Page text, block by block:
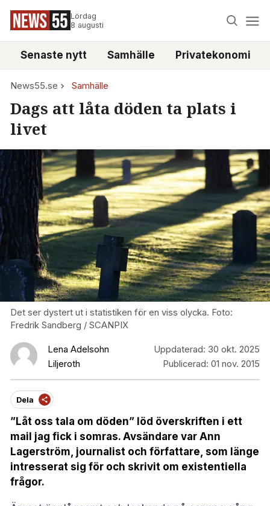
Lördag
8 augusti
Senaste nytt Samhälle Privatekonomi
News55.se Samhälle
Dags att låta döden ta plats i
livet
Det ser dystert ut i statistiken för en viss olycka. Foto:
Fredrik Sandberg / SCANPIX
Lena Adelsohn
Liljeroth
Uppdaterad: 30 okt. 2025
Publicerad: 01 nov. 2015
Dela
”Låt oss tala om döden” löd överskriften i ett
mail jag fick i somras. Avsändare var Ann
Lagerström, journalist och författare, som länge
intresserat sig för och skrivit om existentiella
frågor.